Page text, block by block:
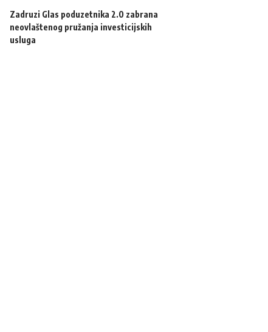
Zadruzi Glas poduzetnika 2.0 zabrana
neovlaštenog pružanja investicijskih
usluga